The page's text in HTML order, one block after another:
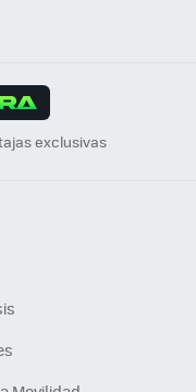
exclusivas